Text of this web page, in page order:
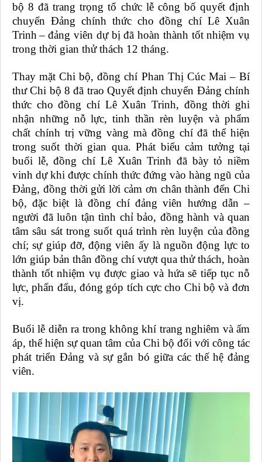
bộ 8 đã trang trọng tổ chức lễ công bố quyết định
chuyển Đảng chính thức cho đồng chíLê Xuân
Trinh – đảng viên dự bị đã hoàn thành tốt nhiệm vụ
trong thời gian thử thách 12 tháng.
Thay mặt Chi bộ, đồng chí Phan Thị Cúc Mai – Bí
thư Chi bộ 8 đã trao Quyết định chuyển Đảng chính
thức cho đồng chí Lê Xuân Trinh, đồng thời ghi
nhận những nỗ lực, tinh thần rèn luyện và phẩm
chất chính trị vững vàng mà đồng chí đã thể hiện
trong suốt thời gian qua. Phát biểu cảm tưởng tại
buổi lễ, đồng chí Lê Xuân Trinh đã bày tỏ niềm
vinh dự khi được chính thức đứng vào hàng ngũ của
Đảng, đồng thời gửi lời cảm ơn chân thành đến Chi
bộ, đặc biệt là đồng chí đảng viên hướng dẫn –
người đã luôn tận tình chỉ bảo, đồng hành và quan
tâm sâu sát trong suốt quá trình rèn luyện của đồng
chí; sự giúp đỡ, động viên ấy là nguồn động lực to
lớn giúp bản thân đồng chí vượt qua thử thách, hoàn
thành tốt nhiệm vụ được giao và hứa sẽ tiếp tụcnỗ
lực, phấn đấu, đóng góp tích cực cho Chi bộ và đơn
vị.
Buổi lễ diễn ra trong không khí trang nghiêm và ấm
áp, thể hiện sự quan tâm của Chi bộ đối với công tác
phát triển Đảng và sự gắn bó giữa các thế hệ đảng
viên.